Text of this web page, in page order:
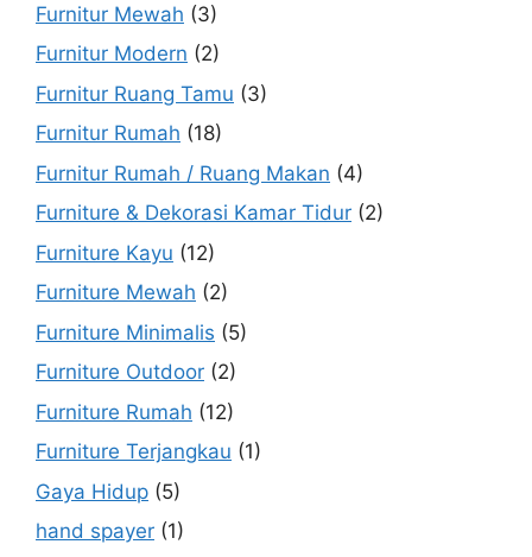
Furnitur Mewah (3)
Furnitur Modern (2)
Furnitur Ruang Tamu (3)
Furnitur Rumah (18)
Furnitur Rumah / Ruang Makan (4)
Furniture & Dekorasi Kamar Tidur (2)
Furniture Kayu (12)
Furniture Mewah (2)
Furniture Minimalis (5)
Furniture Outdoor (2)
Furniture Rumah (12)
Furniture Terjangkau (1)
Gaya Hidup (5)
hand spayer (1)